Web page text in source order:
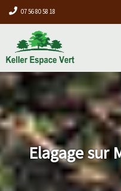
07 56 80 58 18
Elagage sur